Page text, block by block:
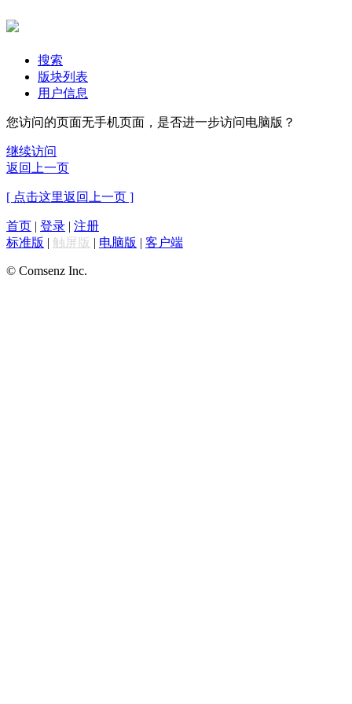
搜索
版块列表
用户信息
您访问的页面无手机页面，是否进一步访问电脑版？
继续访问
返回上一页
[ 点击这里返回上一页 ]
首页 | 登录 | 注册
标准版 | 触屏版 | 电脑版 | 客户端
© Comsenz Inc.